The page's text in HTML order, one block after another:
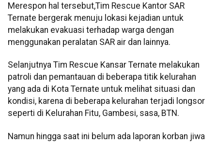
Merespon hal tersebut,Tim Rescue Kantor SAR
Ternate bergerak menuju lokasi kejadian untuk
melakukan evakuasi terhadap warga dengan
menggunakan peralatan SAR air dan lainnya.
Selanjutnya Tim Rescue Kansar Ternate melakukan
patroli dan pemantauan di beberapa titik kelurahan
yang ada di Kota Ternate untuk melihat situasi dan
kondisi, karena di beberapa kelurahan terjadi longsor
seperti di Kelurahan Fitu, Gambesi, sasa, BTN.
Namun hingga saat ini belum ada laporan korban jiwa